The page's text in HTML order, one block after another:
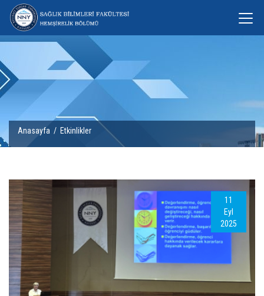
Anasayfa / Etkinlikler
11
Eyl
2025